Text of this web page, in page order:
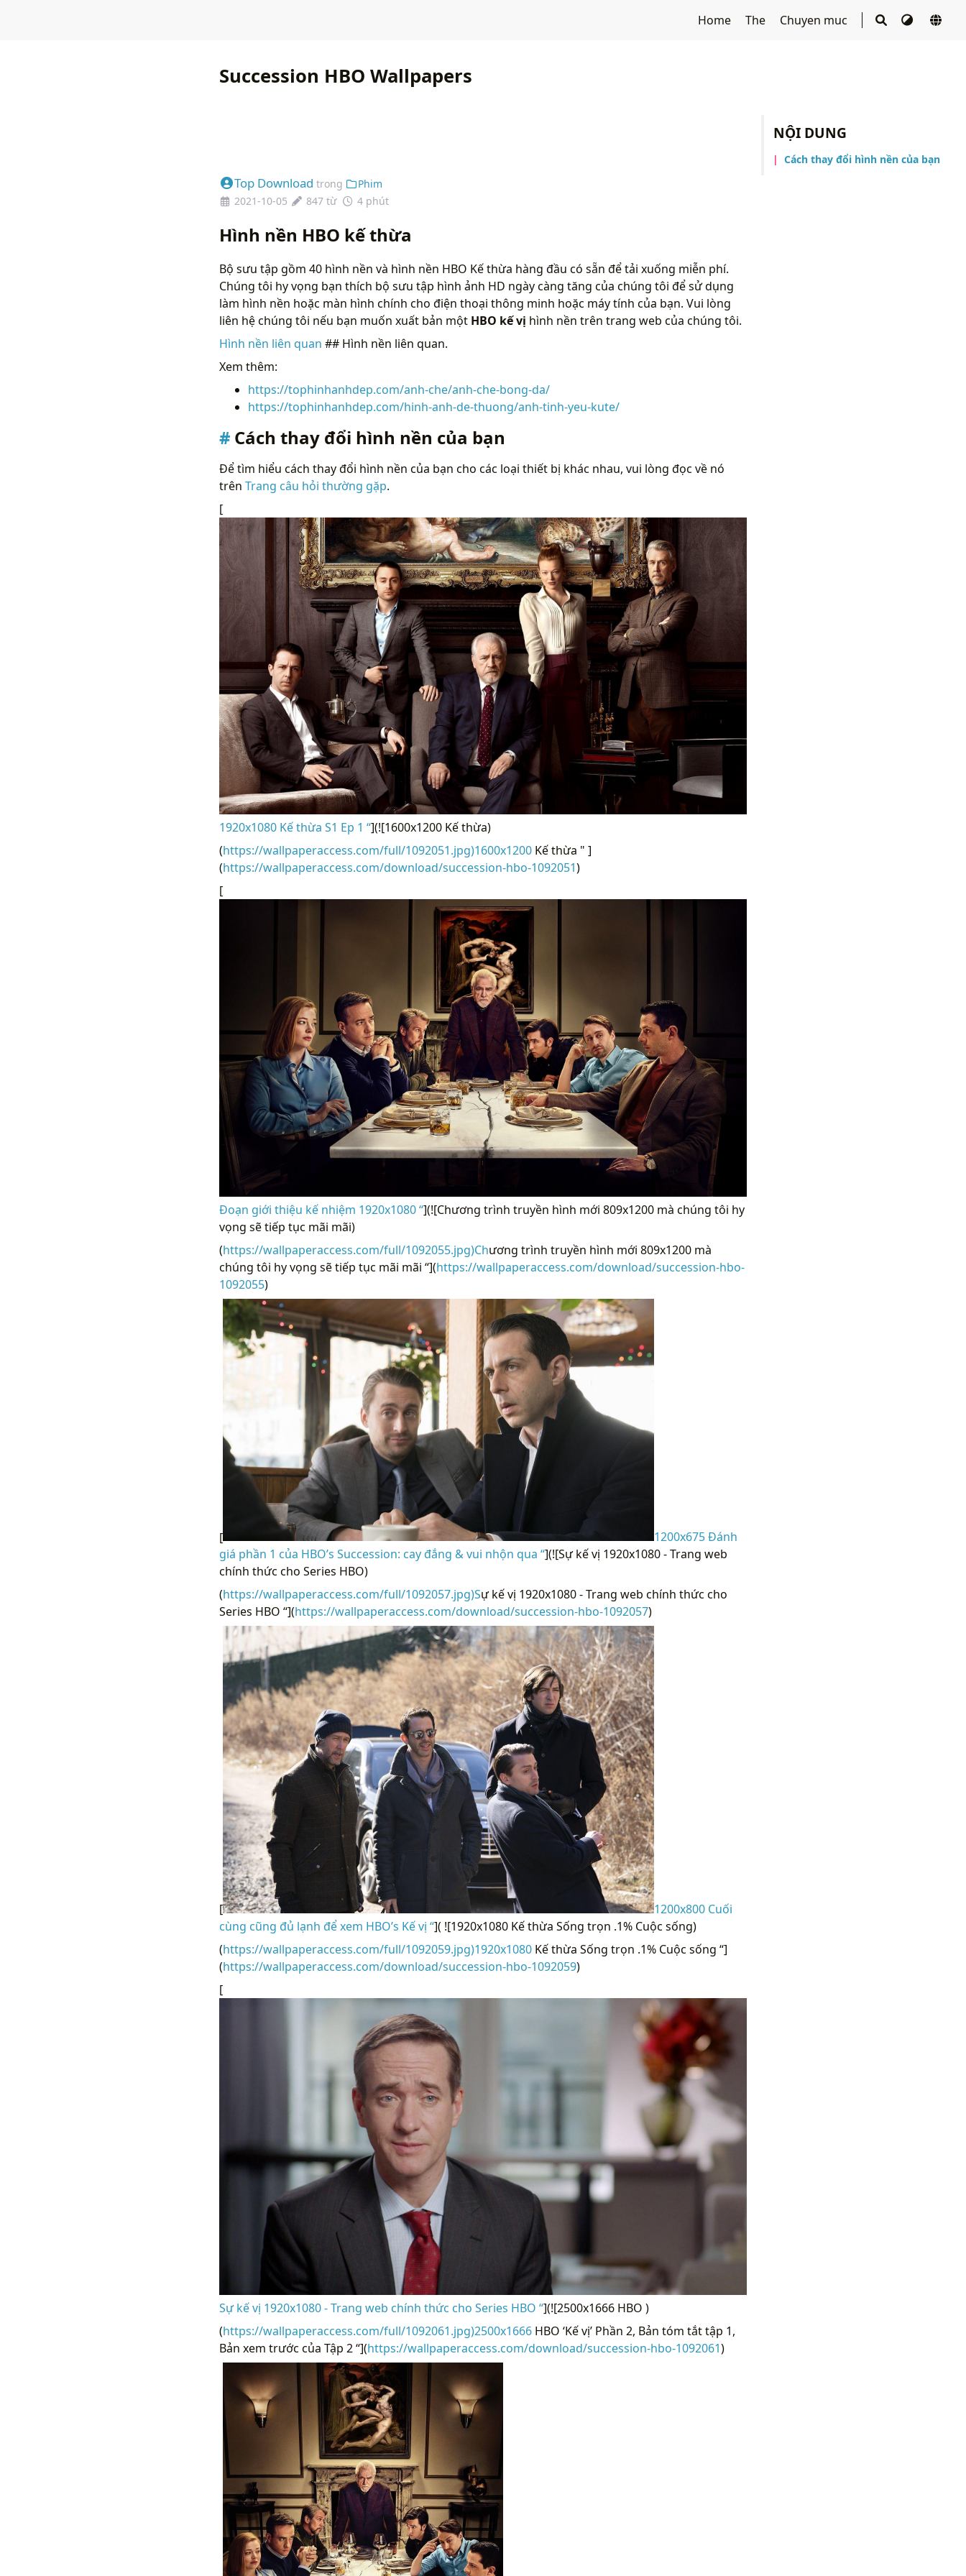
Home The Chuyen muc
NỘI DUNG
Cách thay đổi hình nền của bạn
Succession HBO Wallpapers
Top Download trong
Phim
2021-10-05
847 từ 4 phút
Hình nền HBO kế thừa
Bộ sưu tập gồm 40 hình nền và hình nền HBO Kế thừa hàng đầu có sẵn để tải xuống miễn phí.
Chúng tôi hy vọng bạn thích bộ sưu tập hình ảnh HD ngày càng tăng của chúng tôi để sử dụng
làm hình nền hoặc màn hình chính cho điện thoại thông minh hoặc máy tính của bạn. Vui lòng
liên hệ chúng tôi nếu bạn muốn xuất bản một HBO kế vị hình nền trên trang web của chúng tôi.
Hình nền liên quan ## Hình nền liên quan.
Xem thêm:
https://tophinhanhdep.com/anh-che/anh-che-bong-da/
https://tophinhanhdep.com/hinh-anh-de-thuong/anh-tinh-yeu-kute/
Cách thay đổi hình nền của bạn
Để tìm hiểu cách thay đổi hình nền của bạn cho các loại thiết bị khác nhau, vui lòng đọc về nó
trên Trang câu hỏi thường gặp.
[
1920x1080 Kế thừa S1 Ep 1 “](![1600x1200 Kế thừa)
(https://wallpaperaccess.com/full/1092051.jpg)1600x1200Kế thừa " ]
(https://wallpaperaccess.com/download/succession-hbo-1092051)
[
Đoạn giới thiệu kế nhiệm 1920x1080 “](![Chương trình truyền hình mới 809x1200 mà chúng tôi hy
vọng sẽ tiếp tục mãi mãi)
(https://wallpaperaccess.com/full/1092055.jpg)Chương trình truyền hình mới 809x1200 mà
chúng tôi hy vọng sẽ tiếp tục mãi mãi “](https://wallpaperaccess.com/download/succession-hbo-
1092055)
[
1200x675 Đánh
giá phần 1 của HBO’s Succession: cay đắng & vui nhộn qua “](![Sự kế vị 1920x1080 - Trang web
chính thức cho Series HBO)
(https://wallpaperaccess.com/full/1092057.jpg)Sự kế vị 1920x1080 - Trang web chính thức cho
Series HBO “](https://wallpaperaccess.com/download/succession-hbo-1092057)
[
1200x800 Cuối
cùng cũng đủ lạnh để xem HBO’s Kế vị “]( ![1920x1080 Kế thừa Sống trọn .1% Cuộc sống)
(https://wallpaperaccess.com/full/1092059.jpg)1920x1080Kế thừa Sống trọn .1% Cuộc sống “]
(https://wallpaperaccess.com/download/succession-hbo-1092059)
[
Sự kế vị 1920x1080 - Trang web chính thức cho Series HBO “](![2500x1666 HBO )
(https://wallpaperaccess.com/full/1092061.jpg)2500x1666HBO ‘Kế vị’ Phần 2, Bản tóm tắt tập 1,
Bản xem trước của Tập 2 “](https://wallpaperaccess.com/download/succession-hbo-1092061)